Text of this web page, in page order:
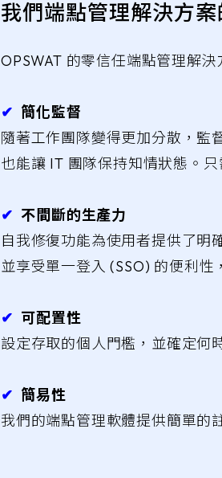
我們端點管理解決方
OPSWAT 的零信任端點管理解決
✔︎ 簡化監督
隨著工作團隊變得更加分散，監
也能讓 IT 團隊保持知情狀態。
✔︎ 不間斷的生產力
自我修復功能為使用者提供了明
並享受單一登入 (SSO) 的便利性
✔︎ 可配置性
設定存取的個人門檻，並確定何
✔︎ 簡易性
我們的端點管理軟體提供簡單的